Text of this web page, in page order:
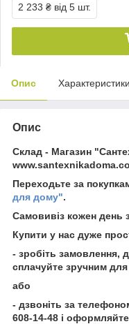
2 233 ₴ від 5 шт.
Опис Характеристики
Опис
Склад - Магазин
Переходьте за
для дому".
Самовивіз кожен день
Купити у нас дуже
- зробіть замовлення,
сплачуйте зручним
або
- дзвоніть за
608-14-48 і